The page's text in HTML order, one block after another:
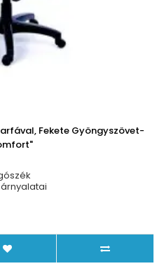
Fekete Gyöngyszövet-